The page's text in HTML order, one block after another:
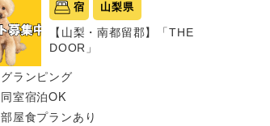
宿 山梨県
【山梨・南都留郡】「THE
DOOR」
グランピング
同室宿泊OK
部屋食プランあり